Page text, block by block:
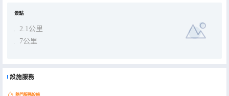
景點
2.1公里
7公里
設施服務
熱門服務設施